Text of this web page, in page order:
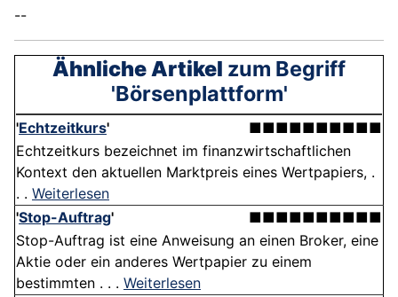
--
Ähnliche Artikel zum Begriff
'Börsenplattform'
'Echtzeitkurs'
■■■■■■■■■■
Echtzeitkurs bezeichnet im finanzwirtschaftlichen
Kontext den aktuellen Marktpreis eines Wertpapiers, .
. . Weiterlesen
'Stop-Auftrag'
■■■■■■■■■■
Stop-Auftrag ist eine Anweisung an einen Broker, eine
Aktie oder ein anderes Wertpapier zu einem
bestimmten . . . Weiterlesen